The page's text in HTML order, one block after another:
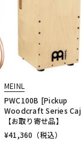
MEINL
PWC100B [Pickup
Woodcraft Series
【お取り寄せ品】
¥41,360 （税込）